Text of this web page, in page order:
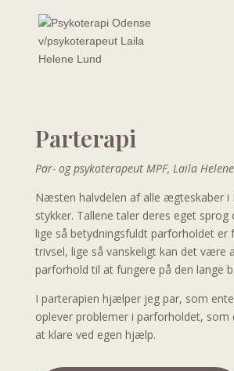
Parterapi
Par- og psykoterapeut MPF, Laila
Næsten halvdelen af alle ægteskaber i
stykker. Tallene taler deres eget
lige så betydningsfuldt parforholdet er
trivsel, lige så vanskeligt kan det være
parforhold til at fungere på den lange
I parterapien hjælper jeg par, som
oplever problemer i parforholdet, som
at klare ved egen hjælp.